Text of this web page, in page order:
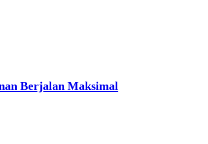
Berjalan Maksimal